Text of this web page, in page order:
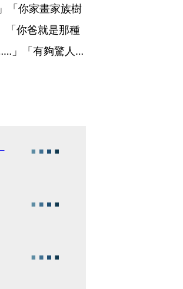
「你家畫家族樹
「你爸就是那種
」「有夠驚人…